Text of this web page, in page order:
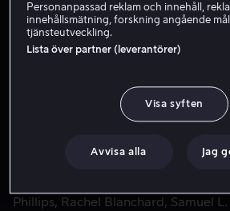
Köp 99 kr
över en natt förvandlas han från en
tänker på tjejer, skolan och fester,
Neville Flynn får i uppdrag att
Phillips
Rachel Blanchard Samuel L.
Personanpassad reklam och innehåll,
innehållsmätning, forskning angående
tjänsteutveckling.
Lista över partner (leverantörer)
Visa syften
Avvisa alla Jag